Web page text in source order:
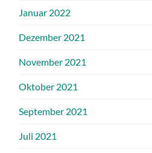
Januar 2022
Dezember 2021
November 2021
Oktober 2021
September 2021
Juli 2021